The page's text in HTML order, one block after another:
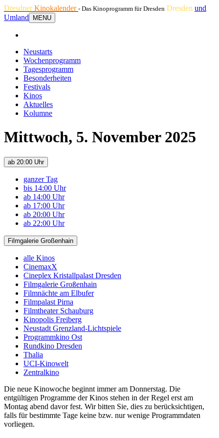
DresdnerKinokalender - Das Kinoprogramm für Dresden Dresden und
Umland
MENU
Neustarts
Wochenprogramm
Tagesprogramm
Besonderheiten
Festivals
Kinos
Aktuelles
Kolumne
Mittwoch, 5. November 2025
ab 20:00 Uhr
ganzer Tag
bis 14:00 Uhr
ab 14:00 Uhr
ab 17:00 Uhr
ab 20:00 Uhr
ab 22:00 Uhr
Filmgalerie Großenhain
alle Kinos
CinemaxX
Cineplex Kristallpalast Dresden
Filmgalerie Großenhain
Filmnächte am Elbufer
Filmpalast Pirna
Filmtheater Schauburg
Kinopolis Freiberg
Neustadt Grenzland-Lichtspiele
Programmkino Ost
Rundkino Dresden
Thalia
UCI-Kinowelt
Zentralkino
Die neue Kinowoche beginnt immer am Donnerstag. Die
entgültigen Programme der Kinos stehen in der Regel erst am
Montag abend davor fest. Wir bitten Sie, dies zu berücksichtigen,
falls für bestimmte Tage keine bzw. nur wenige Programmdaten
vorliegen.